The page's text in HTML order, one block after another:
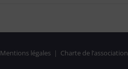
Mentions légales| Charte de l’association